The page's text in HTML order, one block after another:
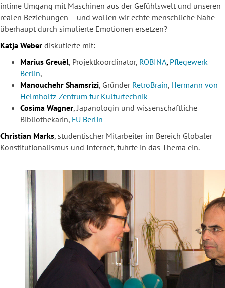
intime Umgang mit Maschinen aus der Gefühlswelt und unseren
realen Beziehungen – und wollen wir echte menschliche Nähe
überhaupt durch simulierte Emotionen ersetzen?
Katja Weber diskutierte mit:
Marius Greuèl, Projektkoordinator, ROBINA, Pflegewerk
Berlin,
Manouchehr Shamsrizi, Gründer RetroBrain, Hermann von
Helmholtz-Zentrum für Kulturtechnik
Cosima Wagner, Japanologin und wissenschaftliche
Bibliothekarin, FU Berlin
Christian Marks, studentischer Mitarbeiter im Bereich Globaler
Konstitutionalismus und Internet, führte in das Thema ein.